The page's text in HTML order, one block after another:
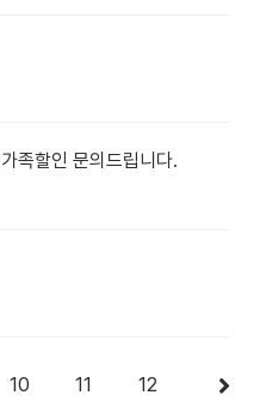
족할인 문의드립니다.
10 11 12